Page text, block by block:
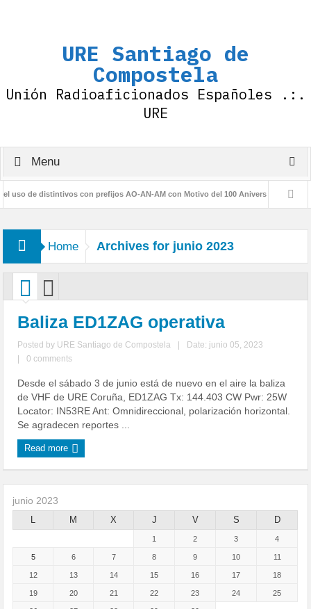
URE Santiago de
Compostela
Unión Radioaficionados Españoles .:.
URE
Menu
de distintivos con prefijos AO-AN-AM con Motivo del 100 Aniversario de la IARU
Home Archives for junio 2023
Baliza ED1ZAG operativa
Posted by URE Santiago de Compostela
Date: junio 05, 2023
0 comments
Desde el sábado 3 de junio está de nuevo en el aire la baliza
de VHF de URE Coruña, ED1ZAG Tx: 144.403 CW Pwr: 25W
Locator: IN53RE Ant: Omnidireccional, polarización horizontal.
Se agradecen reportes ...
Read more
junio 2023
L M X J V S D
1 2 3 4
5 6 7 8 9 10 11
12 13 14 15 16 17 18
19 20 21 22 23 24 25